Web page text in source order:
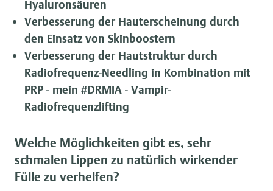
Hyaluronsäuren
Verbesserung der Hauterscheinung durch
den Einsatz von Skinboostern
Verbesserung der Hautstruktur durch
Radiofrequenz-Needling in Kombination mit
PRP - mein #DRMIA - Vampir-
Radiofrequenzlifting
Welche Möglichkeiten gibt es, sehr
schmalen Lippen zu natürlich wirkender
Fülle zu verhelfen?